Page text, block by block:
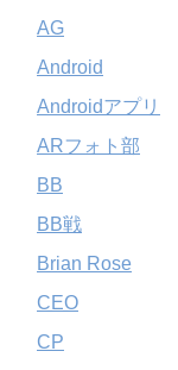
AG
Android
Androidアプリ
ARフォト部
BB
BB戦
Brian Rose
CEO
CP